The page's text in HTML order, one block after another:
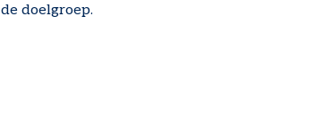
de doelgroep.